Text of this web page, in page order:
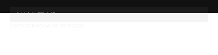
1 МИН ЧТЕНИЯ